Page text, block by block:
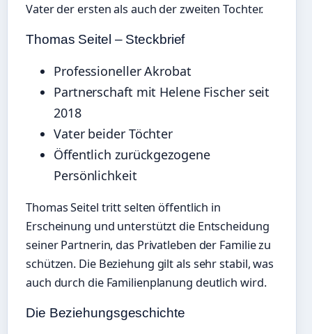
Vater der ersten als auch der zweiten Tochter.
Thomas Seitel – Steckbrief
Professioneller Akrobat
Partnerschaft mit Helene Fischer seit
2018
Vater beider Töchter
Öffentlich zurückgezogene
Persönlichkeit
Thomas Seitel tritt selten öffentlich in
Erscheinung und unterstützt die Entscheidung
seiner Partnerin, das Privatleben der Familie zu
schützen. Die Beziehung gilt als sehr stabil, was
auch durch die Familienplanung deutlich wird.
Die Beziehungsgeschichte